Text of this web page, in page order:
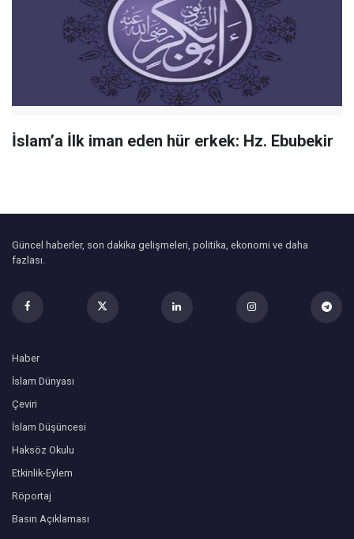
İslam’a İlk iman eden hür erkek: Hz. Ebubekir
Güncel haberler, son dakika gelişmeleri, politika, ekonomi ve daha
fazlası.
Haber
İslam Dünyası
Çeviri
İslam Düşüncesi
Haksöz Okulu
Etkinlik-Eylem
Röportaj
Basın Açıklaması